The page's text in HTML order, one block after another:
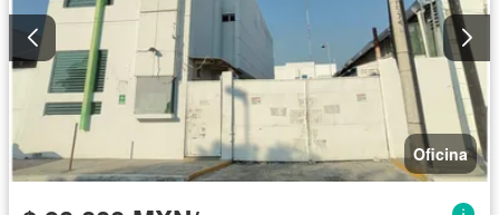
Oficina